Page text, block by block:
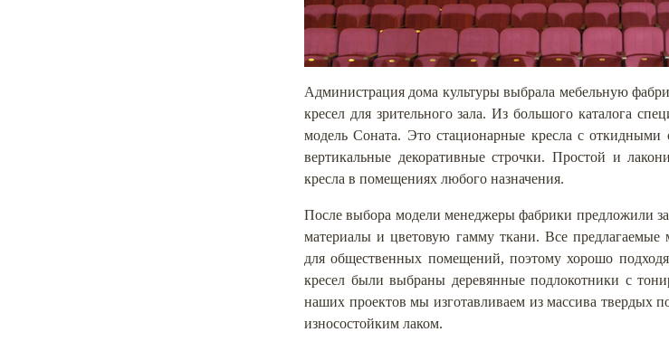
Администрация дома культуры выбрала мебельную
кресел для зрительного зала. Из большого каталога
модель Соната. Это стационарные кресла с
вертикальные декоративные строчки. Простой и
кресла в помещениях любого назначения.
После выбора модели менеджеры фабрики предложили
материалы и цветовую гамму ткани. Все
для общественных помещений, поэтому хорошо
кресел были выбраны деревянные подлокотники с
наших проектов мы изготавливаем из массива твердых
износостойким лаком.